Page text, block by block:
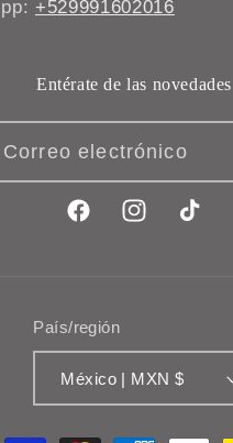
+529991602016
Entérate de las novedades
Correo electrónico
FacebookInstagramTikTok
País/región
México | MXN $